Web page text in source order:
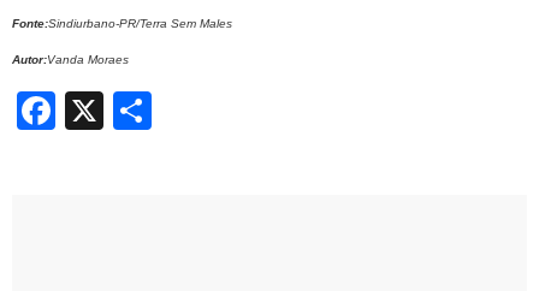
Fonte:Sindiurbano-PR/Terra Sem Males
Autor:Vanda Moraes
Facebook
X